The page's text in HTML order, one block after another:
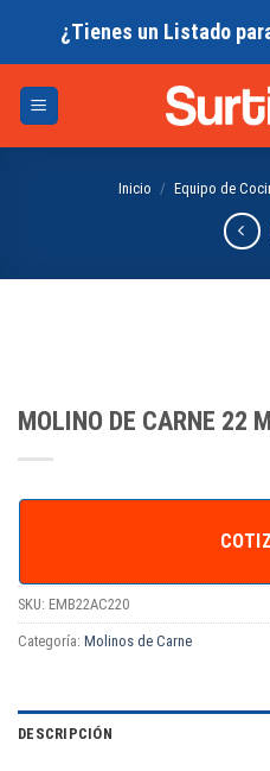
¿Tienes un Listado
Inicio / Equipo de
MOLINO DE CARNE 22
SKU: EMB22AC220
Categoría: Molinos de Carne
DESCRIPCIÓN